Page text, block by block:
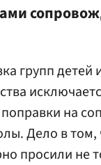
групп детей
поправки на
Дело в том,
просили не